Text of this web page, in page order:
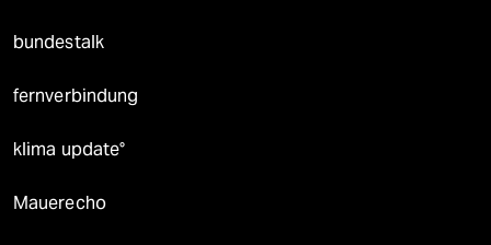
bundestalk
fernverbindung
klima update°
Mauerecho